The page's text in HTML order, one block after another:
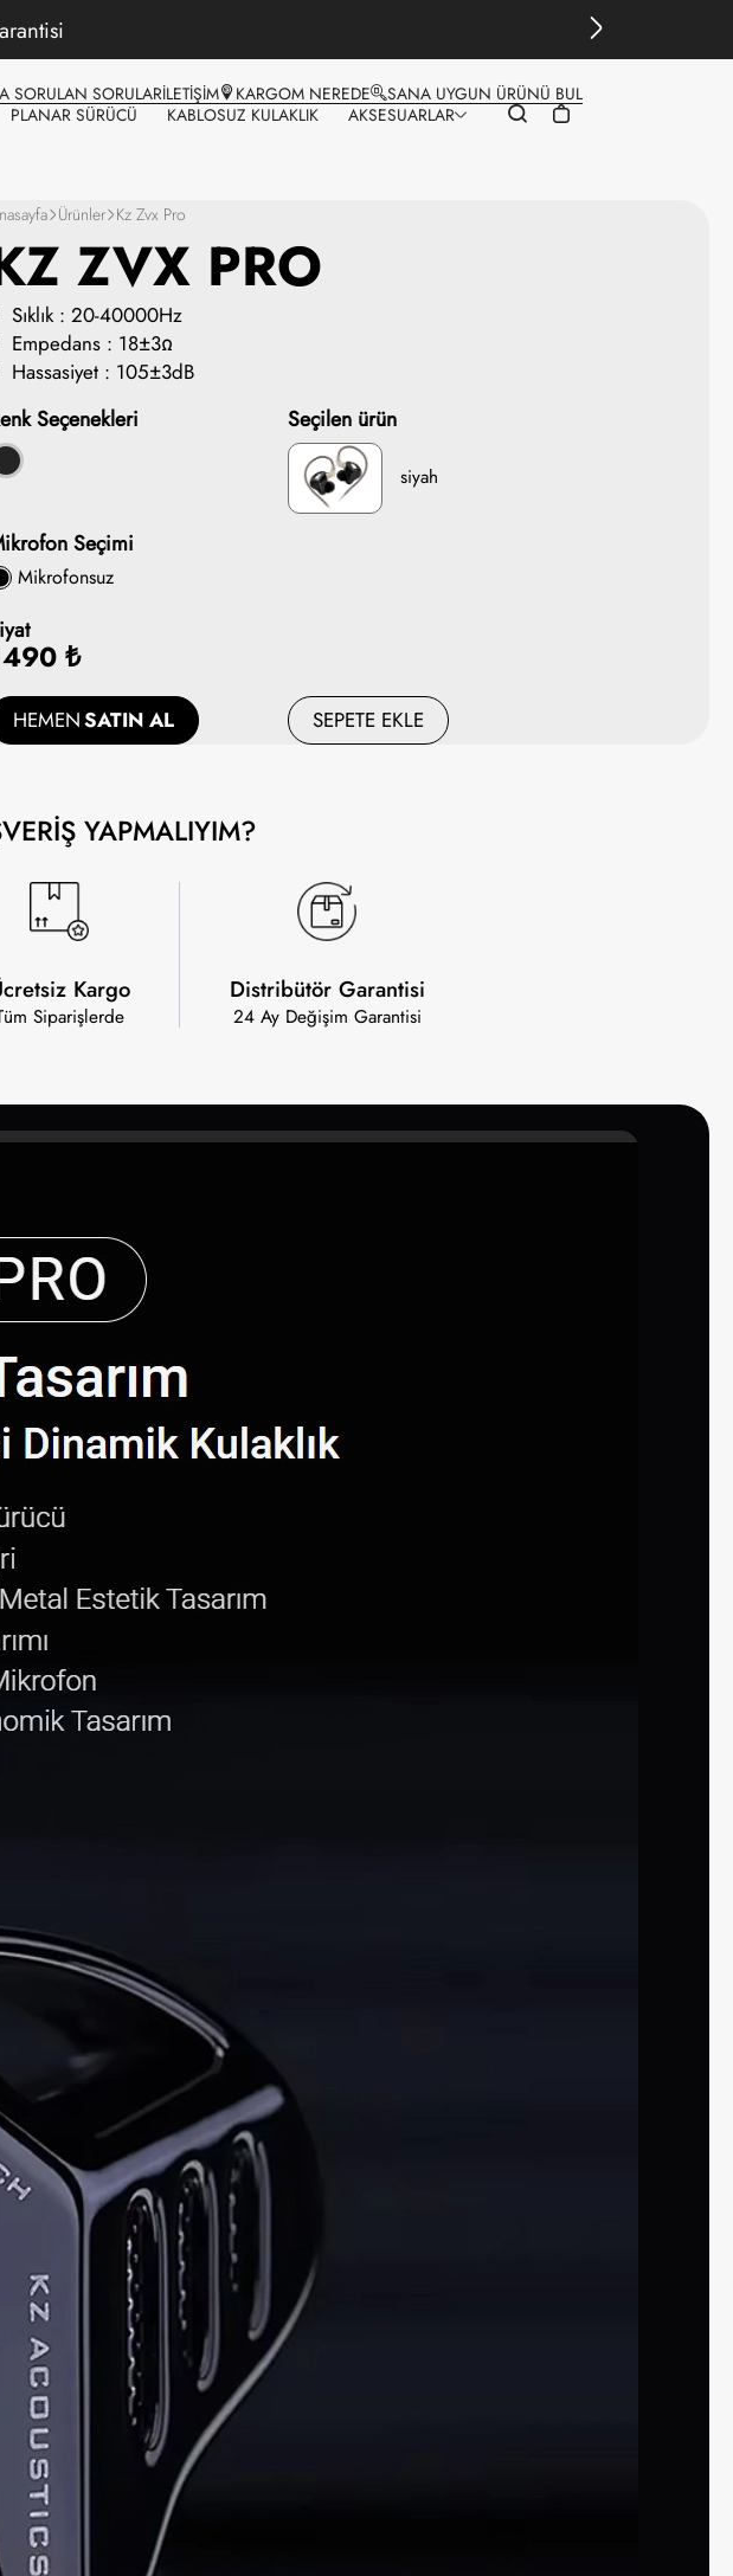
SORULAN SORULARİLETİŞİM KARGOM NEREDE
SANA UYGUN ÜRÜNÜ BUL
PLANAR SÜRÜCÜ KABLOSUZ KULAKLIK AKSESUARLAR
Ürünler Kz Zvx Pro
ZVX PRO
Sıklık : 20-40000Hz
Empedans : 18±3Ω
Hassasiyet : 105±3dB
Seçenekleri Seçilen ürün
siyah
Seçimi
Mikrofonsuz
₺
HEMENSATIN AL SEPETE EKLE
YAPMALIYIM?
Kargo
Siparişlerde
Distribütör Garantisi
24 Ay Değişim Garantisi